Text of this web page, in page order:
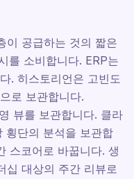
이 공급하는 것의 짧은
를 소비합니다. ERP는
. 히스토리언은 고빈도
로 보관합니다.
뷰를 보관합니다. 클라
횡단의 분석을 보관합
스코어로 바꿉니다. 생
십 대상의 주간 리뷰로